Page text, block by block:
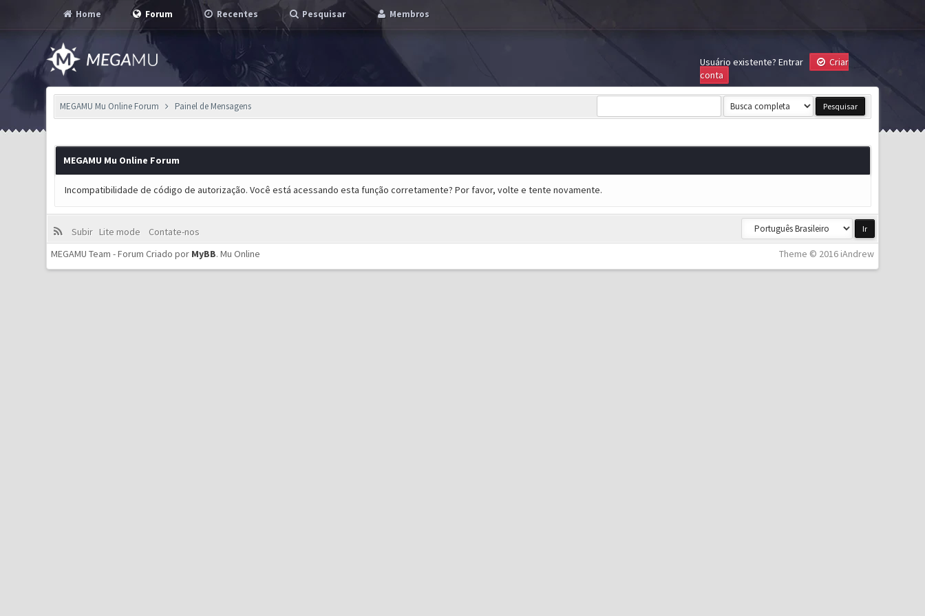
Home Forum Recentes Pesquisar Membros
Usuário existente? Entrar
Criar
conta
MEGAMU Mu Online Forum Painel de Mensagens
MEGAMU Mu Online Forum
Incompatibilidade de código de autorização. Você está acessando esta função corretamente? Por favor, volte e tente novamente.
Subir Lite mode
Contate-nos
Theme © 2016 iAndrew
MEGAMU Team - Forum Criado por MyBB.Mu Online